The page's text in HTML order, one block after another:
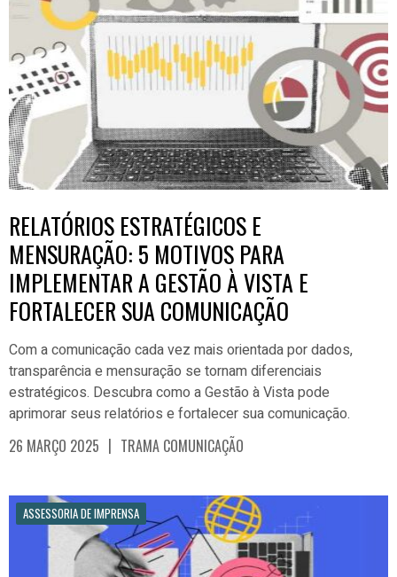
RELATÓRIOS ESTRATÉGICOS E
MENSURAÇÃO: 5 MOTIVOS PARA
IMPLEMENTAR A GESTÃO À VISTA E
FORTALECER SUA COMUNICAÇÃO
Com a comunicação cada vez mais orientada por dados,
transparência e mensuração se tornam diferenciais
estratégicos. Descubra como a Gestão à Vista pode
aprimorar seus relatórios e fortalecer sua comunicação.
26 MARÇO 2025 | TRAMA COMUNICAÇÃO
ASSESSORIA DE IMPRENSA